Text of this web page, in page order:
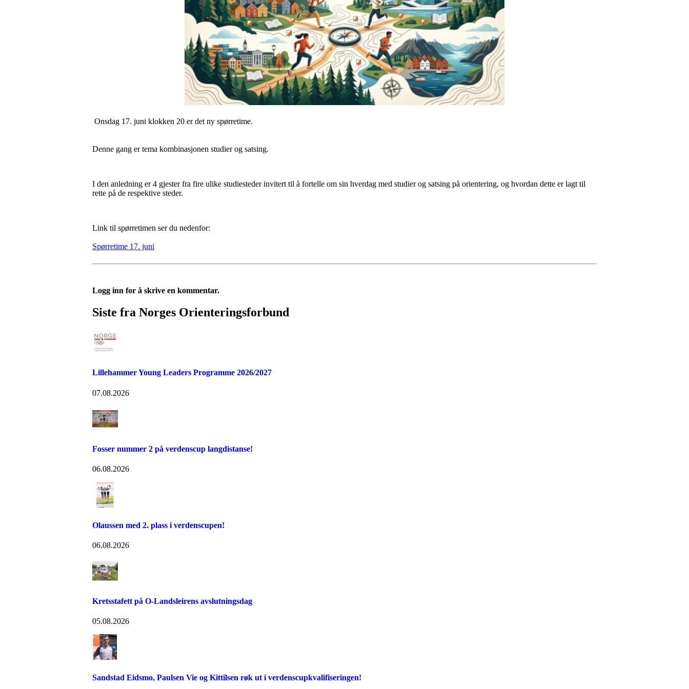
Onsdag 17. juni klokken 20 er det ny spørretime.
Denne gang er tema kombinasjonen studier og satsing.
I den anledning er 4 gjester fra fire ulike studiesteder invitert til å fortelle om sin hverdag med studier og satsing på orientering, og hvordan dette er lagt til
rette på de respektive steder.
Link til spørretimen ser du nedenfor:
Spørretime 17. juni
Logg inn for å skrive en kommentar.
Siste fra Norges Orienteringsforbund
Lillehammer Young Leaders Programme 2026/2027
07.08.2026
Fosser nummer 2 på verdenscup langdistanse!
06.08.2026
Olaussen med 2. plass i verdenscupen!
06.08.2026
Kretsstafett på O-Landsleirens avslutningsdag
05.08.2026
Sandstad Eidsmo, Paulsen Vie og Kittilsen røk ut i verdenscupkvalifiseringen!